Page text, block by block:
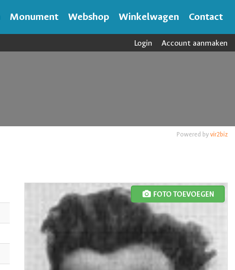
Monument Webshop Winkelwagen Contact
Login Account aanmaken
Powered byvir2biz
FOTO TOEVOEGEN